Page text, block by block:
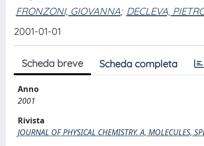
FRONZONI, GIOVANNA; DECLEVA,
2001-01-01
Scheda breve Scheda completa
Anno
2001
Rivista
JOURNAL OF PHYSICAL CHEMISTRY. A, MOLECULES,